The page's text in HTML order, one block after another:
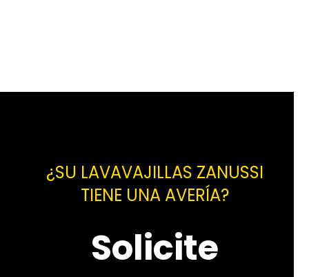
¿SU LAVAVAJILLAS ZANUSSI
TIENE UNA AVERÍA?
Solicite